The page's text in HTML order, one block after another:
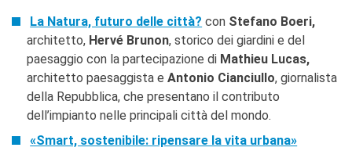
La Natura, futuro delle città? con Stefano Boeri,
architetto, Hervé Brunon, storico dei giardini e del
paesaggio con la partecipazione di Mathieu Lucas,
architetto paesaggista eAntonio Cianciullo, giornalista
della Repubblica, che presentano il contributo
dell’impianto nelle principali città del mondo.
«Smart, sostenibile: ripensare la vita urbana»